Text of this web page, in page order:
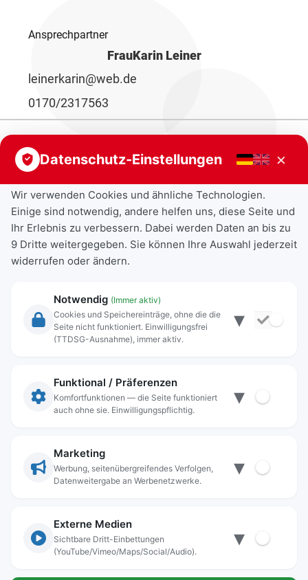
Ansprechpartner
FrauKarin Leiner
leinerkarin@web.de
0170/2317563
Rechtliche Angaben
Datenschutz
Anschrift
83395 Freilassing
Kontakt
rathaus@freilassing.de
Bankverbindungen der Stadt Freilassing
Datenschutz-Einstellungen ×
Wir verwenden Cookies und ähnliche Technologien.
Einige sind notwendig, andere helfen uns, diese Seite und
Ihr Erlebnis zu verbessern. Dabei werden Daten an bis zu
9 Dritte weitergegeben. Sie können Ihre Auswahl jederzeit
widerrufen oder ändern.
Notwendig (Immer aktiv)
Cookies und Speichereinträge, ohne die die
Seite nicht funktioniert. Einwilligungsfrei
(TTDSG-Ausnahme), immer aktiv.
▾
Funktional / Präferenzen
Komfortfunktionen — die Seite funktioniert
auch ohne sie. Einwilligungspflichtig.
▾
Marketing
Werbung, seitenübergreifendes Verfolgen,
Datenweitergabe an Werbenetzwerke.
▾
Externe Medien
Sichtbare Dritt-Einbettungen
(YouTube/Vimeo/Maps/Social/Audio).
▾